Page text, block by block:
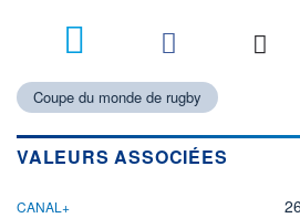
Coupe du monde de rugby
VALEURS ASSOCIÉES
CANAL+